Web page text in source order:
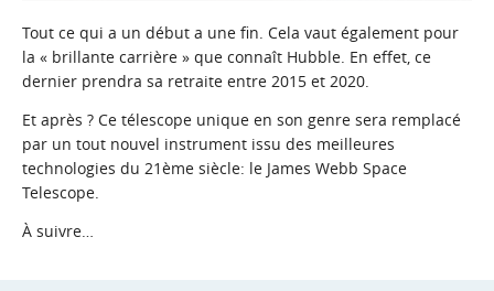
Tout ce qui a un début a une fin. Cela vaut également pour
la « brillante carrière » que connaît Hubble. En effet, ce
dernier prendra sa retraite entre 2015 et 2020.
Et après ? Ce télescope unique en son genre sera remplacé
par un tout nouvel instrument issu des meilleures
technologies du 21ème siècle: le James Webb Space
Telescope.
À suivre…